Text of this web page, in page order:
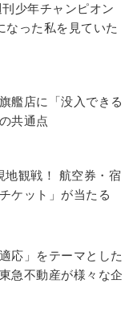
少年チャンピオン
なった私を見ていた
艦店に「没入できる
共通点
観戦！ 航空券・宿
ケット」が当たる
応」をテーマとした
急不動産が様々な企